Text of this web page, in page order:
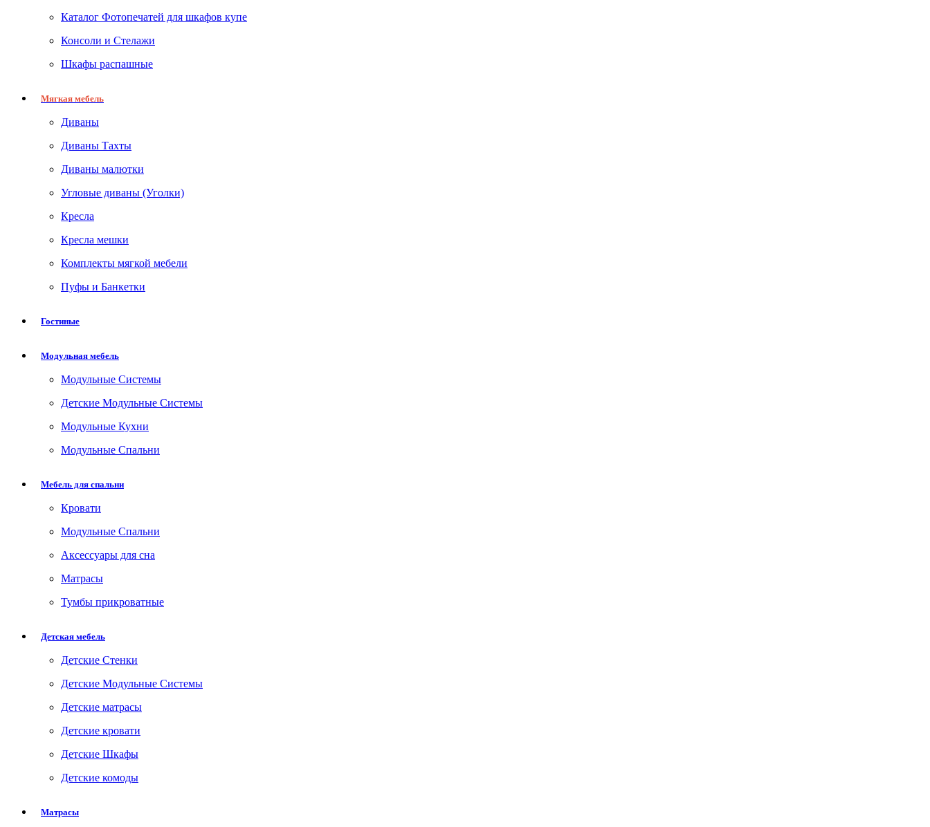
Каталог Фотопечатей для шкафов купе
Консоли и Стелажи
Шкафы распашные
Мягкая мебель
Диваны
Диваны Тахты
Диваны малютки
Угловые диваны (Уголки)
Кресла
Кресла мешки
Комплекты мягкой мебели
Пуфы и Банкетки
Гостиные
Модульная мебель
Модульные Системы
Детские Модульные Системы
Модульные Кухни
Модульные Спальни
Мебель для спальни
Кровати
Модульные Спальни
Аксессуары для сна
Матрасы
Тумбы прикроватные
Детская мебель
Детские Стенки
Детские Модульные Системы
Детские матрасы
Детские кровати
Детские Шкафы
Детские комоды
Матрасы